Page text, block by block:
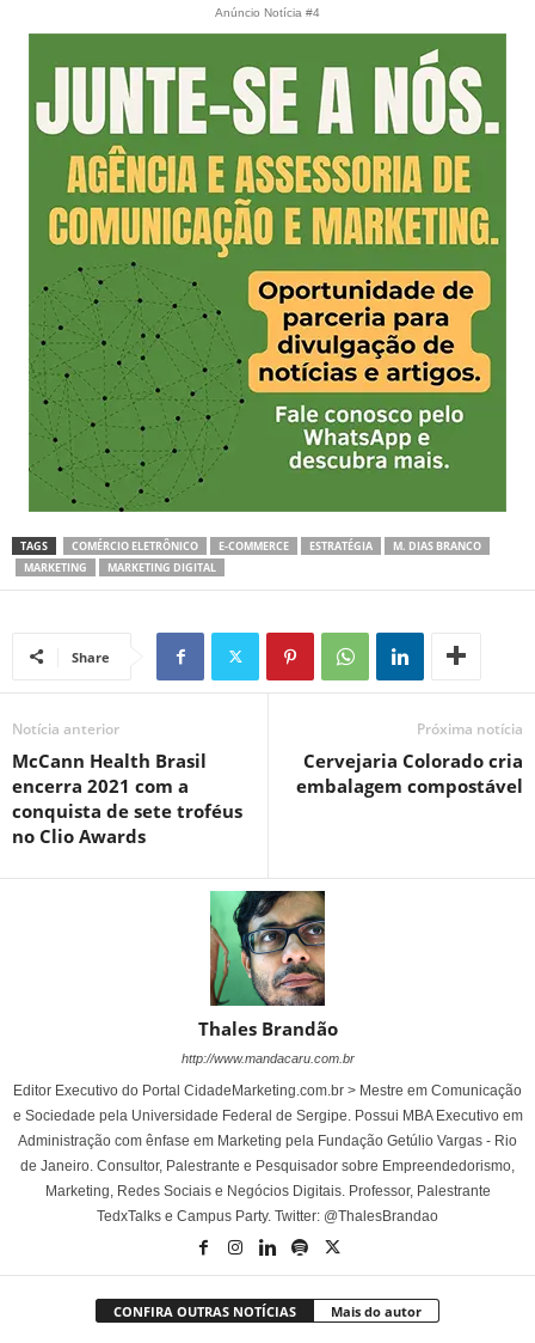
Anúncio Notícia #4
TAGS COMÉRCIO ELETRÔNICO E-COMMERCE ESTRATÉGIA
M. DIAS BRANCO
MARKETING
MARKETING DIGITAL
Share
Notícia anterior
McCann Health Brasil
encerra 2021 com a
conquista de sete troféus
no Clio Awards
Próxima notícia
Cervejaria Colorado cria
embalagem compostável
Thales Brandão
http://www.mandacaru.com.br
Editor Executivo do Portal CidadeMarketing.com.br > Mestre em Comunicação
e Sociedade pela Universidade Federal de Sergipe. Possui MBA Executivo em
Administração com ênfase em Marketing pela Fundação Getúlio Vargas - Rio
de Janeiro. Consultor, Palestrante e Pesquisador sobre Empreendedorismo,
Marketing, Redes Sociais e Negócios Digitais. Professor, Palestrante
TedxTalks e Campus Party. Twitter: @ThalesBrandao
CONFIRA OUTRAS NOTÍCIAS Mais do autor